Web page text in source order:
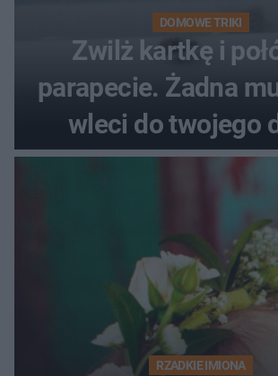
DOMOWE TRIKI
Zwilż kartkę i
parapecie. Żadna
wleci do twojego
RZADKIE IMIONA